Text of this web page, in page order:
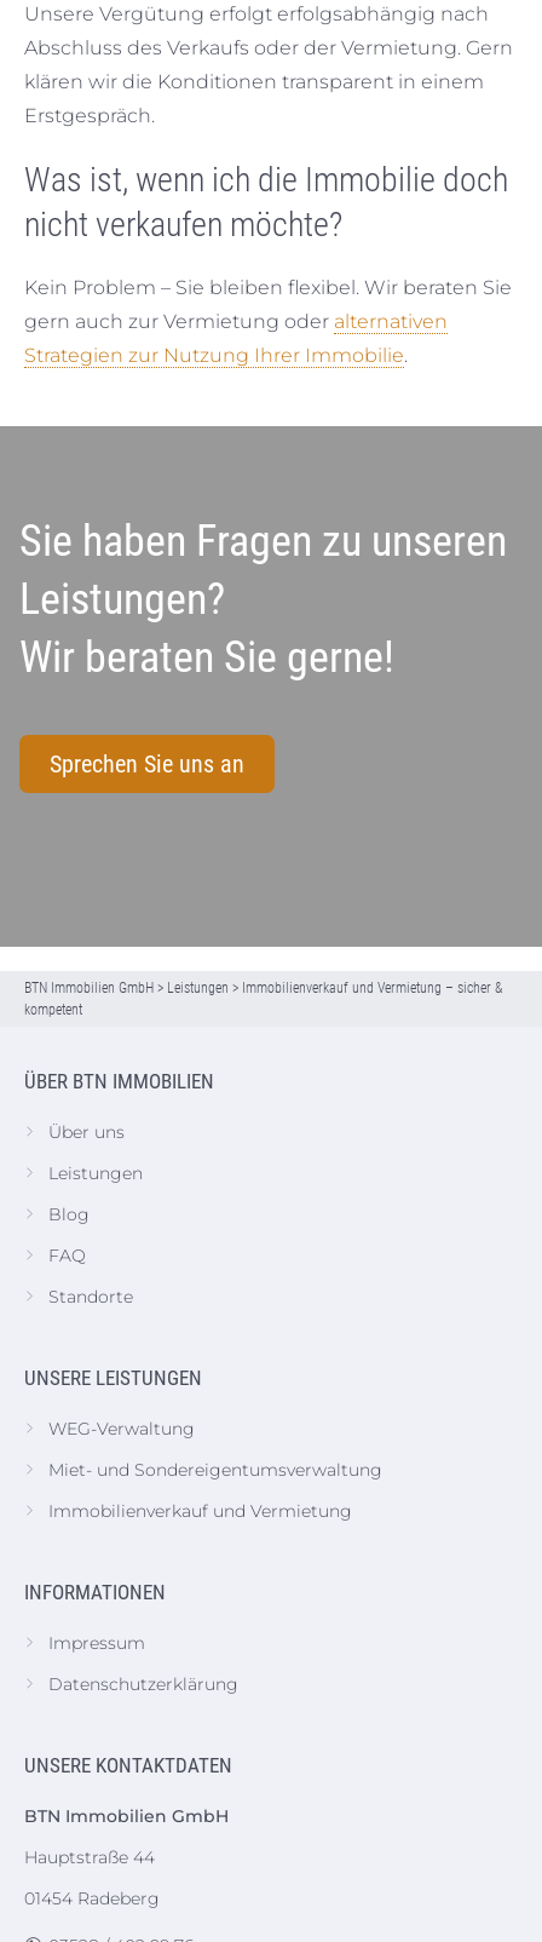
Unsere Vergütung erfolgt erfolgsabhängig nach
Abschluss des Verkaufs oder der Vermietung. Gern
klären wir die Konditionen transparent in einem
Erstgespräch.
Was ist, wenn ich die Immobilie doch
nicht verkaufen möchte?
Kein Problem – Sie bleiben flexibel. Wir beraten Sie
gern auch zur Vermietung oder alternativen
Strategien zur Nutzung Ihrer Immobilie.
Sie haben Fragen zu unseren
Leistungen?
Wir beraten Sie gerne!
Sprechen Sie uns an
BTN Immobilien GmbH > Leistungen > Immobilienverkauf und Vermietung – sicher &
kompetent
ÜBER BTN IMMOBILIEN
Über uns
Leistungen
Blog
FAQ
Standorte
UNSERE LEISTUNGEN
WEG-Verwaltung
Miet- und Sondereigentumsverwaltung
Immobilienverkauf und Vermietung
INFORMATIONEN
Impressum
Datenschutzerklärung
UNSERE KONTAKTDATEN
BTN Immobilien GmbH
Hauptstraße 44
01454 Radeberg